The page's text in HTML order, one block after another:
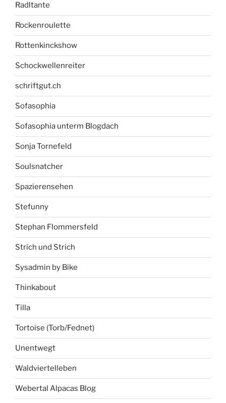
Radltante
Rockenroulette
Rottenkinckshow
Schockwellenreiter
schriftgut.ch
Sofasophia
Sofasophia unterm Blogdach
Sonja Tornefeld
Soulsnatcher
Spazierensehen
Stefunny
Stephan Flommersfeld
Strich und Strich
Sysadmin by Bike
Thinkabout
Tilla
Tortoise (Torb/Fednet)
Unentwegt
Waldviertelleben
Webertal Alpacas Blog